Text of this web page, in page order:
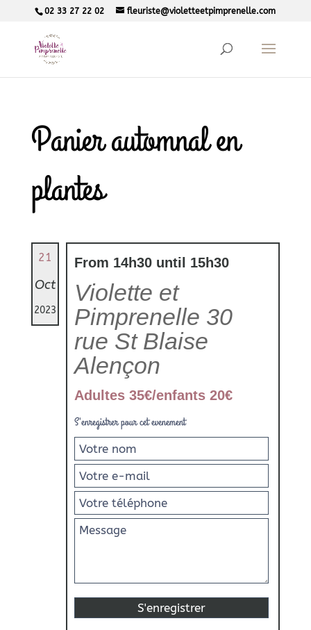
02 33 27 22 02 fleuriste@violetteetpimprenelle.com
Panier automnal en
plantes
21
Oct
2023
From 14h30 until 15h30
Violette et
Pimprenelle 30
rue St Blaise
Alençon
Adultes 35€/enfants 20€
S'enregistrer pour cet evenement